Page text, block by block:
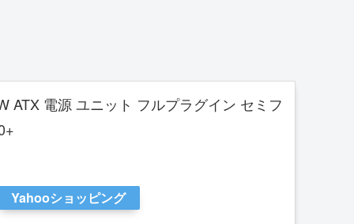
ATX 電源 ユニット フルプラグイン セミフ
Yahooショッピング